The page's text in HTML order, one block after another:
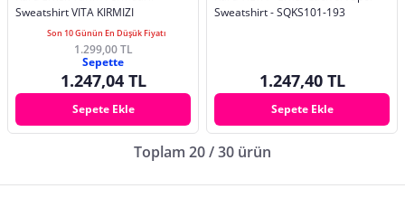
Sweatshirt VITA KIRMIZI
Son 10 Günün En Düşük Fiyatı
1.299,00 TL
Sepette
1.247,04 TL
Sepete Ekle
Sweatshirt - SQKS101-193
1.247,40 TL
Sepete Ekle
Toplam 20 / 30 ürün